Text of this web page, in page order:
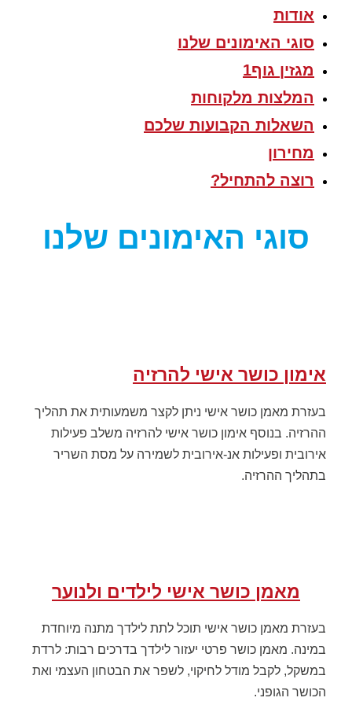
אודות
סוגי האימונים שלנו
מגזין גוף1
המלצות מלקוחות
השאלות הקבועות שלכם
מחירון
רוצה להתחיל?
סוגי האימונים שלנו
אימון כושר אישי להרזיה
בעזרת מאמן כושר אישי ניתן לקצר משמעותית את תהליך
ההרזיה. בנוסף אימון כושר אישי להרזיה משלב פעילות
אירובית ופעילות אנ-אירובית לשמירה על מסת השריר
בתהליך ההרזיה.
מאמן כושר אישי לילדים ולנוער
בעזרת מאמן כושר אישי תוכל לתת לילדך מתנה מיוחדת
במינה. מאמן כושר פרטי יעזור לילדך בדרכים רבות: לרדת
במשקל, לקבל מודל לחיקוי, לשפר את הבטחון העצמי ואת
הכושר הגופני.